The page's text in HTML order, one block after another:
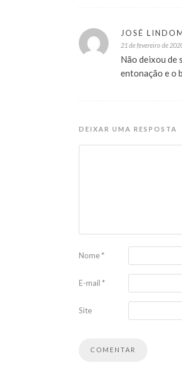
JOSÉ
21 de fevereiro de
Não deixou de
entonação e o
DEIXAR UMA RESPOSTA
Nome*
E-mail *
Site